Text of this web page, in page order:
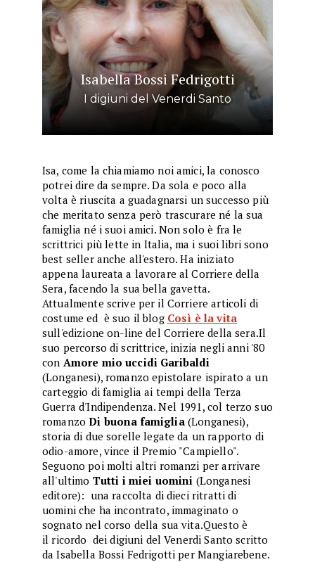
Isabella Bossi Fedrigotti
I digiuni del Venerdi Santo
Isa, come la chiamiamo noi amici, la conosco
potrei dire da sempre. Da sola e poco alla
volta è riuscita a guadagnarsi un successo più
che meritato senza però trascurare né la sua
famiglia né i suoi amici. Non solo è fra le
scrittrici più lette in Italia, ma i suoi libri sono
best seller anche all'estero. Ha iniziato
appena laureata a lavorare al Corriere della
Sera, facendo la sua bella gavetta.
Attualmente scrive per il Corriere articoli di
costume ed è suo il blog Così è la vita
sull'edizione on-line del Corriere della sera.Il
suo percorso di scrittrice, inizia negli anni '80
con Amore mio uccidi Garibaldi
(Longanesi), romanzo epistolare ispirato a un
carteggio di famiglia ai tempi della Terza
Guerra d'Indipendenza. Nel 1991, col terzo suo
romanzoDi buona famiglia(Longanesi),
storia di due sorelle legate da un rapporto di
odio-amore, vince il Premio "Campiello".
Seguono poi molti altri romanzi per arrivare
all'ultimo Tutti i miei uomini (Longanesi
editore): una raccolta di dieci ritratti di
uomini che ha incontrato, immaginato o
sognato nel corso della sua vita.Questo è
il ricordo dei digiuni del Venerdi Santo scritto
da Isabella Bossi Fedrigotti per Mangiarebene.